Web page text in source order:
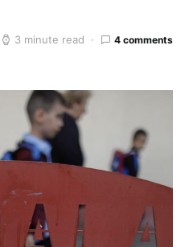
3 minute read 4 comments